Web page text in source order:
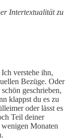
Intertextualität zu
verstehe ihn,
Bezüge. Oder
geschrieben,
klappst du es zu
oder lässt es
Teil deiner
Monaten